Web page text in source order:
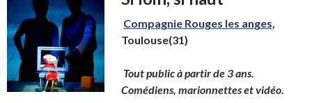
Compagnie Rouges les anges
Toulouse(31)
Tout public à partir de 3 ans.
Comédiens, marionnettes et vidéo.